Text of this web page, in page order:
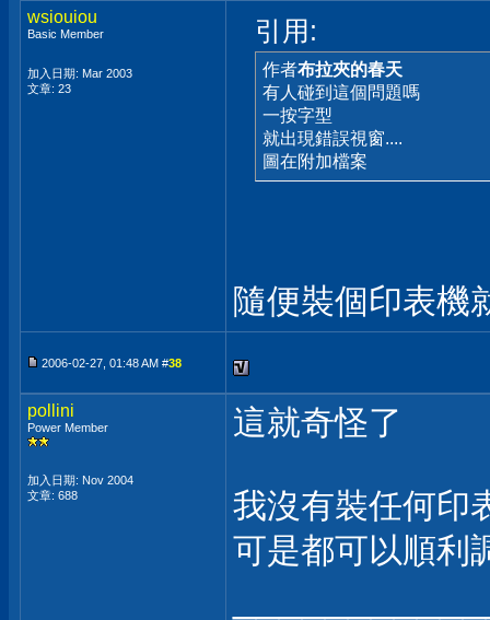
wsiouiou
Basic Member
加入日期: Mar 2003
文章: 23
引用:
作者布拉夾的春天
有人碰到這個問題嗎
一按字型
就出現錯誤視窗....
圖在附加檔案
隨便裝個印表機
2006-02-27, 01:48 AM #38
pollini
Power Member
加入日期: Nov 2004
文章: 688
這就奇怪了
我沒有裝任何印
可是都可以順利